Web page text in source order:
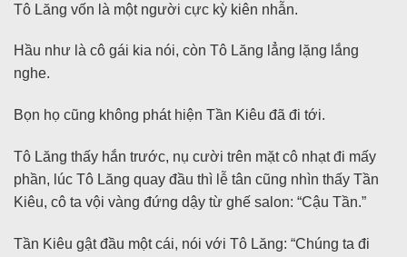
Tô Lăng vốn là một người cực kỳ kiên nhẫn.
Hầu như là cô gái kia nói, còn Tô Lăng lẳng lặng lắng
nghe.
Bọn họ cũng không phát hiện Tần Kiêu đã đi tới.
Tô Lăng thấy hắn trước, nụ cười trên mặt cô nhạt đi mấy
phần, lúc Tô Lăng quay đầu thì lễ tân cũng nhìn thấy Tần
Kiêu, cô ta vội vàng đứng dậy từ ghế salon: “Cậu Tần.”
Tần Kiêu gật đầu một cái, nói với Tô Lăng: “Chúng ta đi